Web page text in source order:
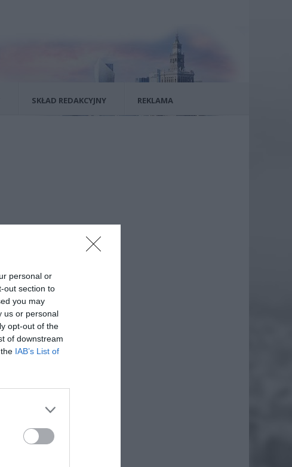
personal or
out section to
you may
us or personal
opt-out of the
of downstream
IAB’s List of
SKŁAD REDAKCYJNY REKLAMA